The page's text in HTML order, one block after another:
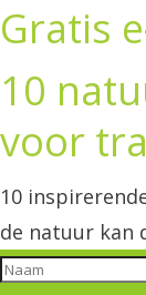
Gratis
10
voor
10
de natuur kan